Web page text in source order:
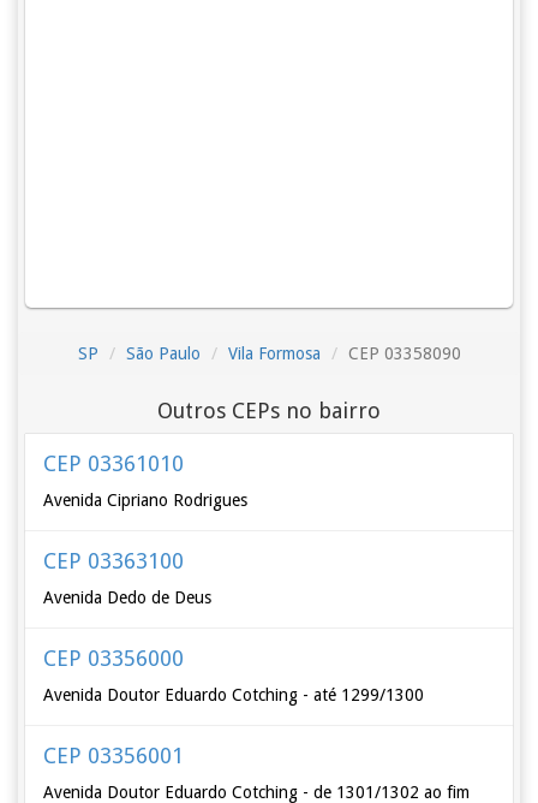
SP São Paulo Vila Formosa CEP 03358090
Outros CEPs no bairro
CEP 03361010
Avenida Cipriano Rodrigues
CEP 03363100
Avenida Dedo de Deus
CEP 03356000
Avenida Doutor Eduardo Cotching - até 1299/1300
CEP 03356001
Avenida Doutor Eduardo Cotching - de 1301/1302 ao fim